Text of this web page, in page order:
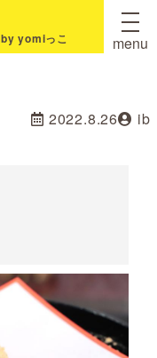
by yomiっこ menu
2022.8.26 ib